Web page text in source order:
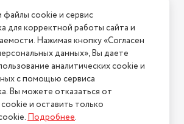
Условия возврата
ошибку на сайте? Напишите нам
магазин "АстМаркет". У нас есть всё!
конфиденциальности
cookie и сервис
для корректной работы сайта и
Нажимая кнопку «Согласен
данных», Вы даете
аналитических cookie и
с помощью сервиса
Вы можете отказаться от
и оставить только
Подробнее.